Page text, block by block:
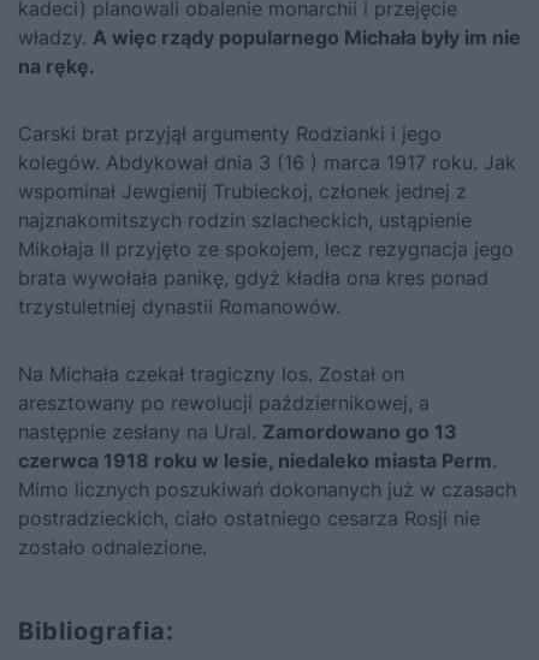
kadeci) planowali obalenie monarchii i przejęcie
władzy. A więc rządy popularnego Michała były im nie
na rękę.
Carski brat przyjął argumenty Rodzianki i jego
kolegów. Abdykował dnia 3 (16 ) marca 1917 roku. Jak
wspominał Jewgienij Trubieckoj, członek jednej z
najznakomitszych rodzin szlacheckich, ustąpienie
Mikołaja II przyjęto ze spokojem, lecz rezygnacja jego
brata wywołała panikę, gdyż kładła ona kres ponad
trzystuletniej dynastii Romanowów.
Na Michała czekał tragiczny los. Został on
aresztowany po rewolucji październikowej, a
następnie zesłany na Ural. Zamordowano go 13
czerwca 1918 roku w lesie, niedaleko miasta Perm.
Mimo licznych poszukiwań dokonanych już w czasach
postradzieckich, ciało ostatniego cesarza Rosji nie
zostało odnalezione.
Bibliografia: